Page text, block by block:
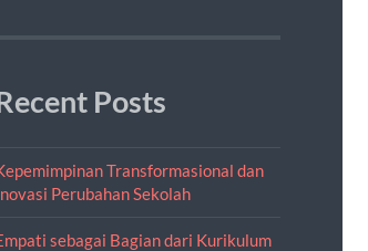
Posts
Transformasional dan
Perubahan Sekolah
sebagai Bagian dari Kurikulum